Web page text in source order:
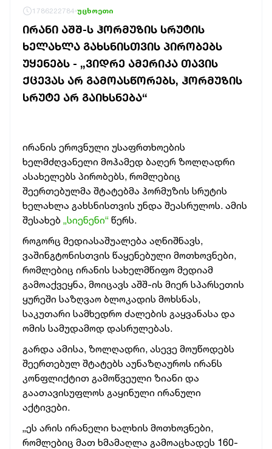
1786222784 უცხოეთი
ᲘᲠᲐᲜᲘ ᲐᲨᲨ-Ს ᲰᲝᲠᲛᲣᲖᲘᲡ ᲡᲠᲣᲢᲘᲡ
ᲮᲔᲚᲐᲮᲚᲐ ᲒᲐᲮᲡᲜᲘᲡᲗᲕᲘᲡ ᲞᲘᲠᲝᲑᲔᲑᲡ
ᲣᲧᲔᲜᲔᲑᲡ - „ᲕᲘᲓᲠᲔ ᲐᲛᲔᲠᲘᲙᲐ ᲗᲐᲕᲘᲡ
ᲥᲪᲔᲕᲐᲡ ᲐᲠ ᲒᲐᲛᲝᲐᲡᲬᲝᲠᲔᲑᲡ, ᲰᲝᲠᲛᲣᲖᲘᲡ
ᲡᲠᲣᲢᲔ ᲐᲠ ᲒᲐᲘᲮᲡᲜᲔᲑᲐ“
ირანის ეროვნული უსაფრთხოების
ხელმძღვანელი მოჰამედ ბაღერ ზოლღადრი
ასახელებს პირობებს, რომლებიც
შეერთებულმა შტატებმა ჰორმუზის სრუტის
ხელახლა გახსნისთვის უნდა შეასრულოს. ამის
შესახებ „სიენენი“ წერს.
როგორც მედიასაშუალება აღნიშნავს,
ვაშინგტონისთვის წაყენებული მოთხოვნები,
რომლებიც ირანის სახელმწიფო მედიამ
გამოაქვეყნა, მოიცავს აშშ-ის მიერ სპარსეთის
ყურეში საზღვაო ბლოკადის მოხსნას,
საკუთარი სამხედრო ძალების გაყვანასა და
ომის სამუდამოდ დასრულებას.
გარდა ამისა, ზოლღადრი, ასევე მოუწოდებს
შეერთებულ შტატებს აუნაზღაუროს ირანს
კონფლიქტით გამოწვეული ზიანი და
გაათავისუფლოს გაყინული ირანული
აქტივები.
„ეს არის ირანელი ხალხის მოთხოვნები,
რომლებიც მათ ხმამაღლა გამოაცხადეს 160-